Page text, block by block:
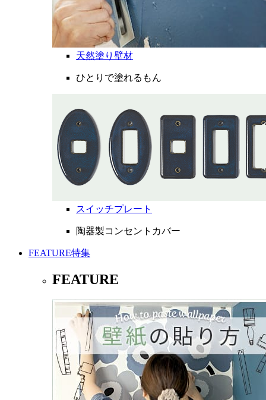
天然塗り壁材
ひとりで塗れるもん
スイッチプレート
陶器製コンセントカバー
FEATURE特集
FEATURE